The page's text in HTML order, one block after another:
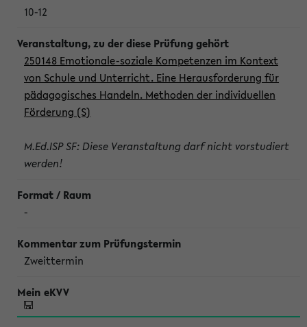
10-12
250148 Emotionale-soziale Kompetenzen im Kontext
von Schule und Unterricht. Eine Herausforderung für
pädagogisches Handeln. Methoden der individuellen
Förderung (S)
M.Ed.ISP SF: Diese Veranstaltung darf nicht vorstudiert
werden!
-
Zweittermin